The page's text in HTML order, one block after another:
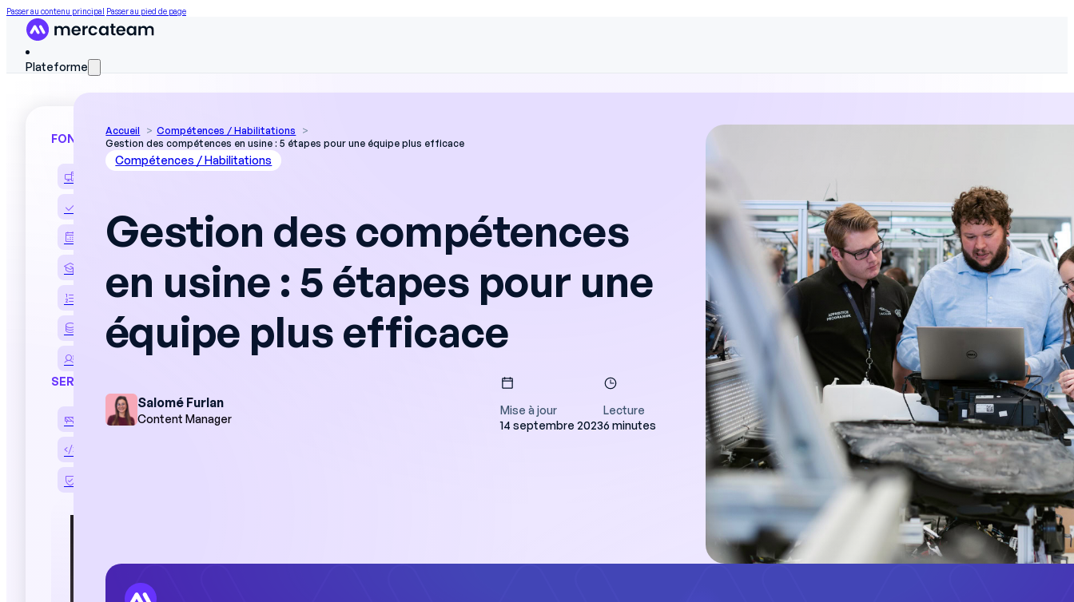
Passer au contenu principal Passer au pied de page
Plateforme
FONCTIONNALITÉS
Planning d’affectation
Formation des opérateurs
Instructions au poste
Données terrain
Entretiens professionnels
SERVICES
Déploiement et accompagnement
Accueil
Compétences / Habilitations
Gestion des compétences en usine : 5 étapes pour une équipe plus efficace
Compétences / Habilitations
Gestion des compétences
en usine : 5 étapes pour une
équipe plus efficace
Salomé Furlan
Content Manager
Mise à jour
14 septembre 2023
Lecture
6 minutes